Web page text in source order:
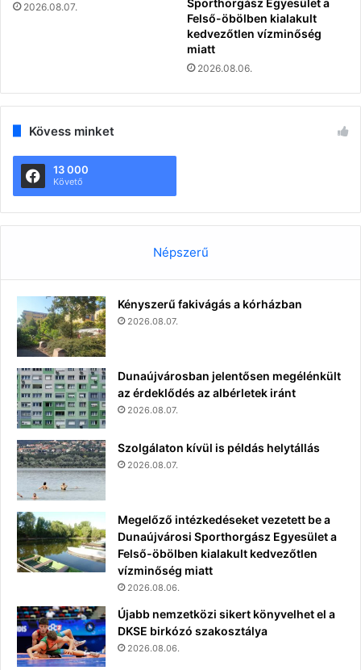
2026.08.07.
Felső-öbölben kialakult
kedvezőtlen vízminőség
miatt
2026.08.06.
Kövess minket
13 000
Követő
Népszerű
Kényszerű fakivágás a kórházban
2026.08.07.
Dunaújvárosban jelentősen megélénkült
az érdeklődés az albérletek iránt
2026.08.07.
Szolgálaton kívül is példás helytállás
2026.08.07.
Megelőző intézkedéseket vezetett be a
Dunaújvárosi Sporthorgász Egyesület a
Felső-öbölben kialakult kedvezőtlen
vízminőség miatt
2026.08.06.
Újabb nemzetközi sikert könyvelhet el a
DKSE birkózó szakosztálya
2026.08.06.